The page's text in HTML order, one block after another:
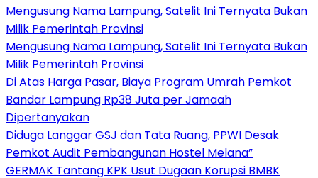
Mengusung Nama Lampung, Satelit Ini Ternyata Bukan
Milik Pemerintah Provinsi
Mengusung Nama Lampung, Satelit Ini Ternyata Bukan
Milik Pemerintah Provinsi
Di Atas Harga Pasar, Biaya Program Umrah Pemkot
Bandar Lampung Rp38 Juta per Jamaah
Dipertanyakan
Diduga Langgar GSJ dan Tata Ruang, PPWI Desak
Pemkot Audit Pembangunan Hostel Melana”
GERMAK Tantang KPK Usut Dugaan Korupsi BMBK